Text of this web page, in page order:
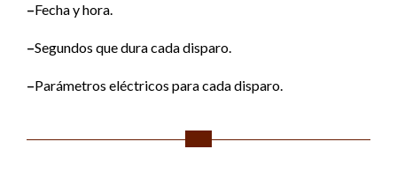
–Fecha y hora.
–Segundos que dura cada disparo.
–Parámetros eléctricos para cada disparo.